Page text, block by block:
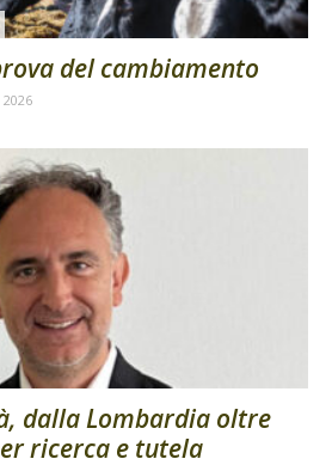
del cambiamento
dalla Lombardia oltre
ricerca e tutela